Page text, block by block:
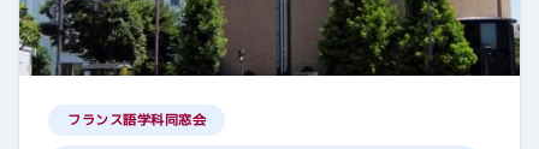
フランス語学科同窓会